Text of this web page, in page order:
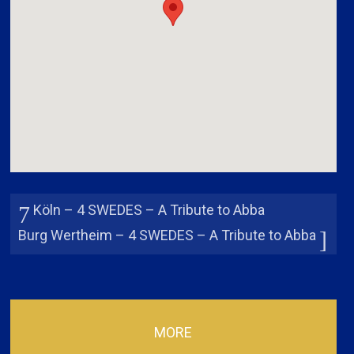
Köln – 4 SWEDES – A Tribute to Abba
Burg Wertheim – 4 SWEDES – A Tribute to Abba
MORE